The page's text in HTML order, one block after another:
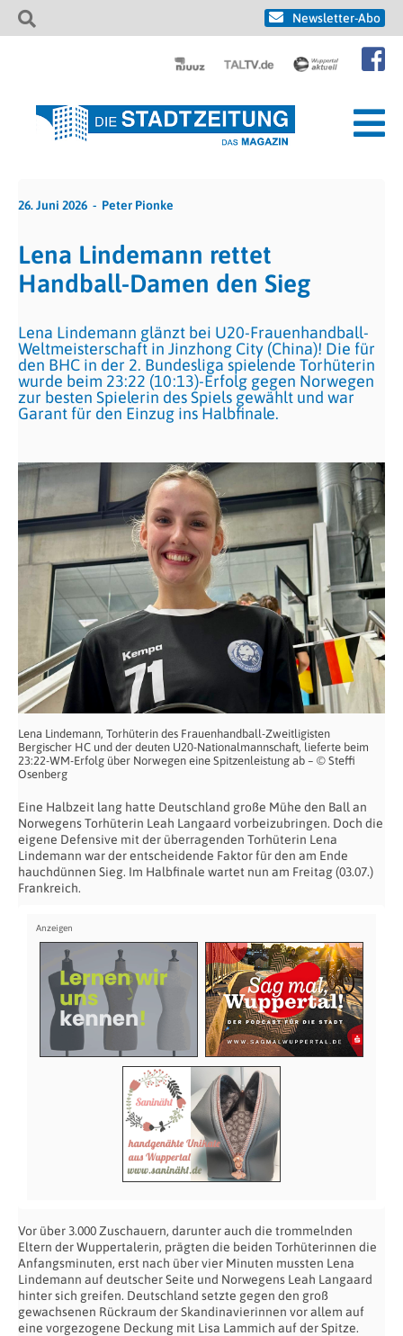
Newsletter-Abo
26. Juni 2026 Peter Pionke
Lena Lindemann rettet
Handball-Damen den Sieg
Lena Lindemann glänzt bei U20-Frauenhandball-
Weltmeisterschaft in Jinzhong City (China)! Die für
den BHC in der 2. Bundesliga spielende Torhüterin
wurde beim 23:22 (10:13)-Erfolg gegen Norwegen
zur besten Spielerin des Spiels gewählt und war
Garant für den Einzug ins Halbfinale.
Lena Lindemann, Torhüterin des Frauenhandball-Zweitligisten
Bergischer HC und der deuten U20-Nationalmannschaft, lieferte beim
23:22-WM-Erfolg über Norwegen eine Spitzenleistung ab – © Steffi
Osenberg
Eine Halbzeit lang hatte Deutschland große Mühe den Ball an
Norwegens Torhüterin Leah Langaard vorbeizubringen. Doch die
eigene Defensive mit der überragenden Torhüterin Lena
Lindemann war der entscheidende Faktor für den am Ende
hauchdünnen Sieg. Im Halbfinale wartet nun am Freitag (03.07.)
Frankreich.
Vor über 3.000 Zuschauern, darunter auch die trommelnden
Eltern der Wuppertalerin, prägten die beiden Torhüterinnen die
Anfangsminuten, erst nach über vier Minuten mussten Lena
Lindemann auf deutscher Seite und Norwegens Leah Langaard
hinter sich greifen. Deutschland setzte gegen den groß
gewachsenen Rückraum der Skandinavierinnen vor allem auf
eine vorgezogene Deckung mit Lisa Lammich auf der Spitze.